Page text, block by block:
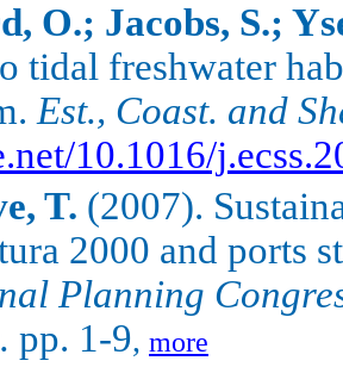
O.; Jacobs, S.;
tidal freshwater
Est., Coast. and
10.1016/
T. (2007).
2000 and ports
Planning
pp. 1-9, more